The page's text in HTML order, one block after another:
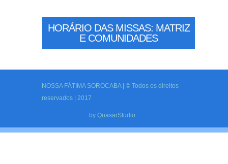
HORÁRIO DAS MISSAS: MATRIZ
E COMUNIDADES
NOSSA FÁTIMA SOROCABA | © Todos os direitos
reservados | 2017
by QuasarStudio